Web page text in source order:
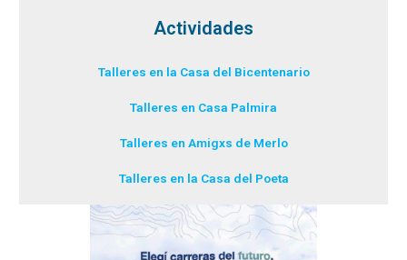
Actividades
Talleres en la Casa del Bicentenario
Talleres en Casa Palmira
Talleres en Amigxs de Merlo
Talleres en la Casa del Poeta